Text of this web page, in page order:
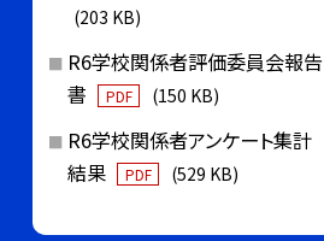
(203 KB)
R6学校関係者評価委員会報告
書
PDF (150 KB)
R6学校関係者アンケート集計
結果
PDF (529 KB)